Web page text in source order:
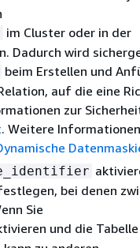
im Cluster oder in der
Dadurch wird
beim Erstellen und
auf die eine
zur
. Weitere
bei denen
Sie
und die